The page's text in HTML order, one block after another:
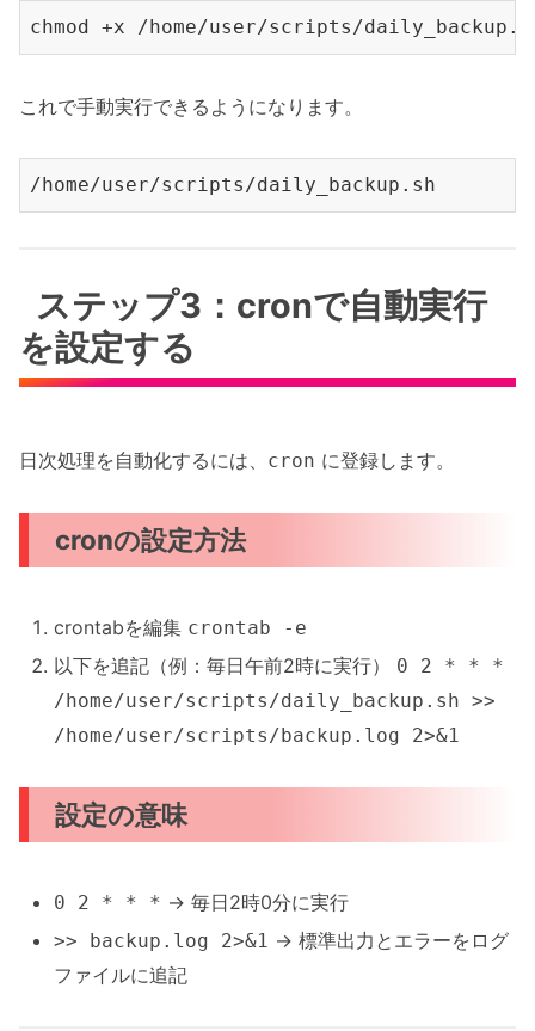
chmod +x /home/user/scripts/
これで手動実行できるようになります。
/home/user/scripts/
ステップ3：cronで自動実行
を設定する
日次処理を自動化するには、 cron に登録します。
cronの設定方法
crontabを編集 crontab -e
以下を追記（例：毎日午前2時に実行） 0 2 * * *
/home/user/scripts/daily_backup.sh >>
/home/user/scripts/backup.log 2>&1
設定の意味
0 2 * * * → 毎日2時0分に実行
>> backup.log 2>&1 → 標準出力とエラーをログ
ファイルに追記